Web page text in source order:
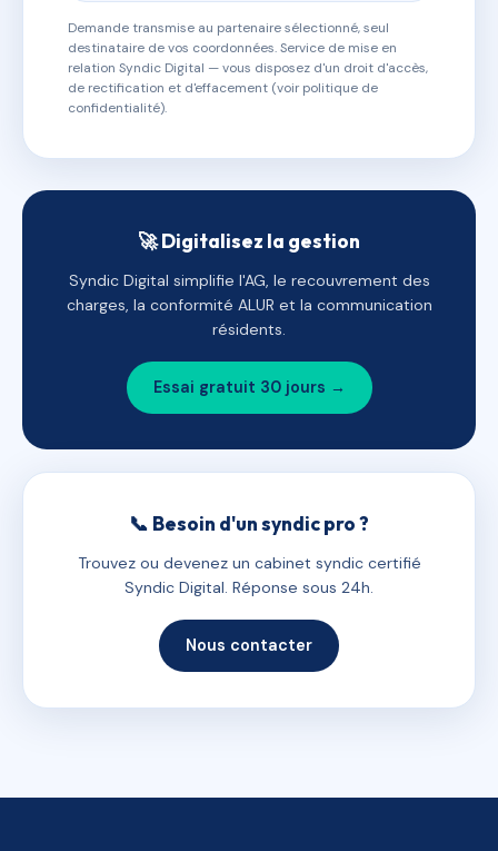
Demande transmise au partenaire sélectionné, seul
destinataire de vos coordonnées. Service de mise en
relation Syndic Digital — vous disposez d'un droit d'accès,
de rectification et d'effacement (voir politique de
confidentialité).
🚀 Digitalisez la gestion
Syndic Digital simplifie l'AG, le recouvrement des
charges, la conformité ALUR et la communication
résidents.
Essai gratuit 30 jours →
📞 Besoin d'un syndic pro ?
Trouvez ou devenez un cabinet syndic certifié
Syndic Digital. Réponse sous 24h.
Nous contacter